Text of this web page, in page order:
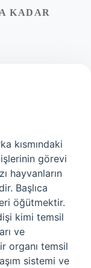
KADAR
kısmındaki
görevi
hayvanların
Başlıca
öğütmektir.
kimi temsil
ve
organı temsil
sistemi ve